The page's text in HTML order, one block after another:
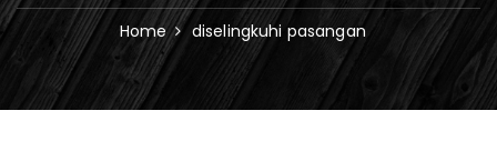
Home diselingkuhi pasangan